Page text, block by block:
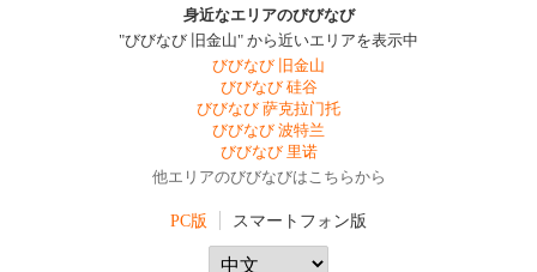
身近なエリアのびびなび
"びびなび 旧金山" から近いエリアを表示中
びびなび 旧金山
びびなび 硅谷
びびなび 萨克拉门托
びびなび 波特兰
びびなび 里诺
他エリアのびびなびはこちらから
PC版 スマートフォン版